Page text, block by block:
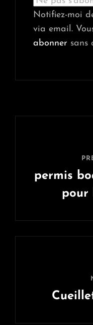
Notifiez-moi
via email.
abonner sans
permis
pour
Post